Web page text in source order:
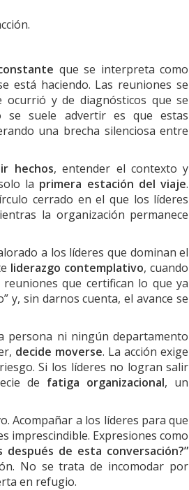
que se interpreta como
está haciendo. Las reuniones se
ocurrió y de diagnósticos que se
se suele advertir es que estas
una brecha silenciosa entre
hechos, entender el contexto y
la primera estación del viaje.
cerrado en el que los líderes
la organización permanece
a los líderes que dominan el
liderazgo contemplativo, cuando
que certifican lo que ya
y, sin darnos cuenta, el avance se
persona ni ningún departamento
decide moverse. La acción exige
Si los líderes no logran salir
de fatiga organizacional, un
Acompañar a los líderes para que
imprescindible. Expresiones como
de esta conversación?”
No se trata de incomodar por
en refugio.